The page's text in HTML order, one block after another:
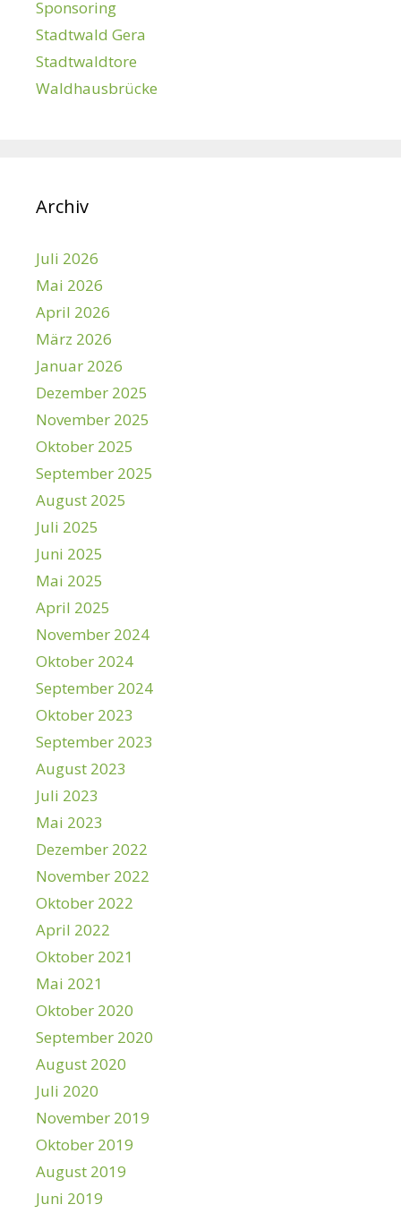
Sponsoring
Stadtwald Gera
Stadtwaldtore
Waldhausbrücke
Archiv
Juli 2026
Mai 2026
April 2026
März 2026
Januar 2026
Dezember 2025
November 2025
Oktober 2025
September 2025
August 2025
Juli 2025
Juni 2025
Mai 2025
April 2025
November 2024
Oktober 2024
September 2024
Oktober 2023
September 2023
August 2023
Juli 2023
Mai 2023
Dezember 2022
November 2022
Oktober 2022
April 2022
Oktober 2021
Mai 2021
Oktober 2020
September 2020
August 2020
Juli 2020
November 2019
Oktober 2019
August 2019
Juni 2019